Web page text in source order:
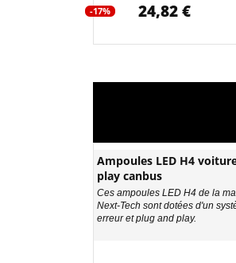
-17% 24,82 €
Ampoules LED H4
play canbus
Ces ampoules LED H4 de la
Next-Tech sont dotées d'un
erreur et plug and play.